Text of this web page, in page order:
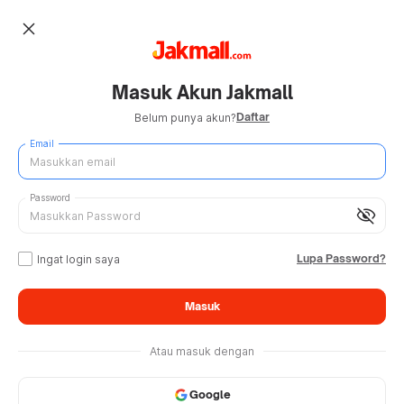
close
Masuk Akun Jakmall
Belum punya akun?Daftar
Email
visibility_off
Password
Ingat login saya Lupa Password?
Masuk
Atau masuk dengan
Google